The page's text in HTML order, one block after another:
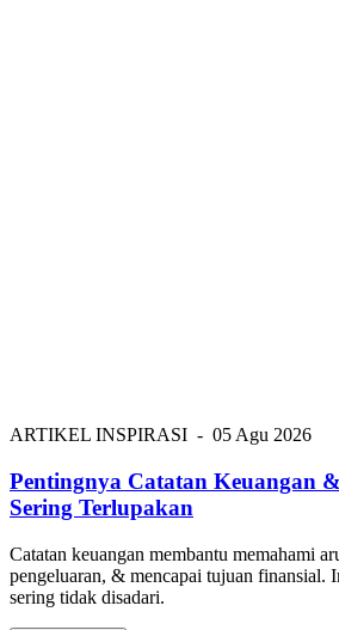
ARTIKEL INSPIRASI - 05 Agu 2026
Pentingnya Catatan Keuangan
Sering Terlupakan
Catatan keuangan membantu memahami
pengeluaran, & mencapai tujuan finansial.
sering tidak disadari.